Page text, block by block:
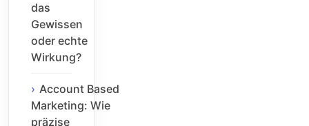
das
Gewissen
oder echte
Wirkung?
Account Based
Marketing: Wie
präzise